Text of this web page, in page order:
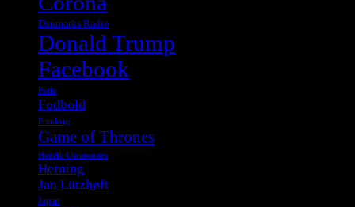
Danmarks Radio
Donald Trump
Facebook
Ferie
Fodbold
Frankrig
Game of Thrones
Henrik Christensen
Herning
Jan Lützhøft
Japan